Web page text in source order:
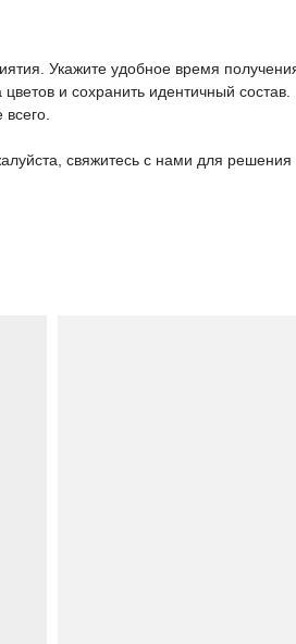
Укажите удобное время
и сохранить идентичный
свяжитесь с нами для